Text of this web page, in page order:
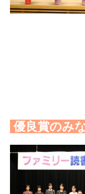
優良賞のみ